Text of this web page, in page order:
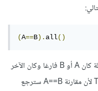
(A==B).all()
لكن لهذه الطريقة عدة عيوب، فمثلا في حالة كان A أو B فارغا وكان الآخر
يحتوي على عنصر فإن الدالة ستُرجع True لأن مقارنة A==B سترجع